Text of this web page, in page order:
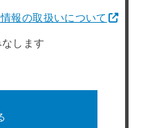
報の取扱いについて
します